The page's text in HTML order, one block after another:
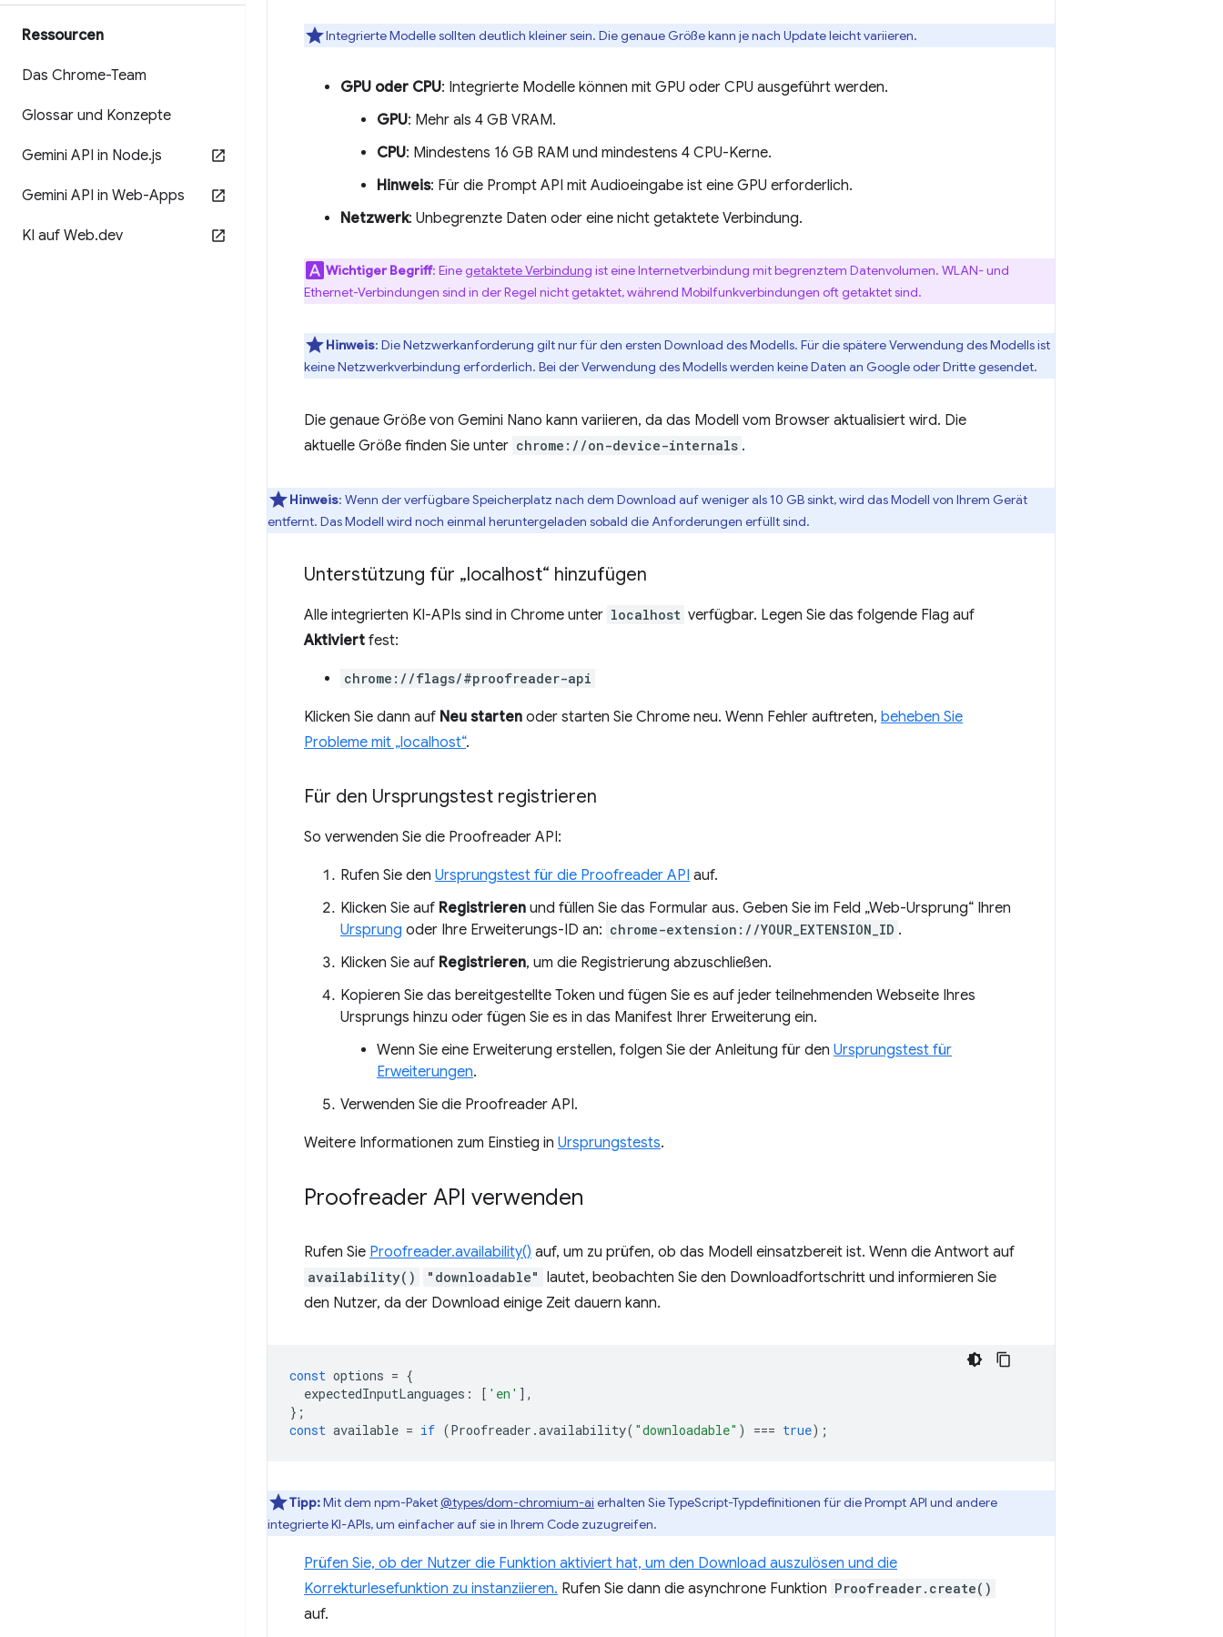
Ressourcen
Das Chrome-Team
Glossar und Konzepte
Gemini API in Node.js
Gemini API in Web-Apps
KI auf Web.dev
Integrierte Modelle sollten deutlich kleiner sein. Die genaue Größe kann je nach Update leicht variieren.
GPU oder CPU: Integrierte Modelle können mit GPU oder CPU ausgeführt werden.
GPU: Mehr als 4 GB VRAM.
CPU: Mindestens 16 GB RAM und mindestens 4 CPU-Kerne.
Hinweis: Für die Prompt API mit Audioeingabe ist eine GPU erforderlich.
Netzwerk: Unbegrenzte Daten oder eine nicht getaktete Verbindung.
Wichtiger Begriff: Einegetaktete Verbindung ist eine Internetverbindung mit begrenztem Datenvolumen. WLAN- und
Ethernet-Verbindungen sind in der Regel nicht getaktet, während Mobilfunkverbindungen oft getaktet sind.
Hinweis: Die Netzwerkanforderung gilt nur für den ersten Download des Modells. Für die spätere Verwendung des Modells ist
keine Netzwerkverbindung erforderlich. Bei der Verwendung des Modells werden keine Daten an Google oder Dritte gesendet.
Die genaue Größe von Gemini Nano kann variieren, da das Modell vom Browser aktualisiert wird. Die
aktuelle Größe finden Sie unter chrome://on-device-internals .
Hinweis: Wenn der verfügbare Speicherplatz nach dem Download auf weniger als 10 GB sinkt, wird das Modell von Ihrem Gerät
entfernt. Das Modell wird noch einmal heruntergeladen sobald die Anforderungen erfüllt sind.
Unterstützung für „localhost“ hinzufügen
Alle integrierten KI-APIs sind in Chrome unter localhost verfügbar. Legen Sie das folgende Flag auf
Aktiviert fest:
chrome://flags/#proofreader-api
Klicken Sie dann auf Neu starten oder starten Sie Chrome neu. Wenn Fehler auftreten, beheben Sie
Probleme mit „localhost“.
Für den Ursprungstest registrieren
So verwenden Sie die Proofreader API:
Rufen Sie den Ursprungstest für die Proofreader API auf.
Klicken Sie auf Registrieren und füllen Sie das Formular aus. Geben Sie im Feld „Web-Ursprung“ Ihren
Ursprung oder Ihre Erweiterungs-ID an: chrome-extension://YOUR_EXTENSION_ID .
Klicken Sie auf Registrieren, um die Registrierung abzuschließen.
Kopieren Sie das bereitgestellte Token und fügen Sie es auf jeder teilnehmenden Webseite Ihres
Ursprungs hinzu oder fügen Sie es in das Manifest Ihrer Erweiterung ein.
Wenn Sie eine Erweiterung erstellen, folgen Sie der Anleitung für den Ursprungstest für
Erweiterungen.
Verwenden Sie die Proofreader API.
Weitere Informationen zum Einstieg in Ursprungstests.
Proofreader API verwenden
Rufen Sie Proofreader.availability() auf, um zu prüfen, ob das Modell einsatzbereit ist. Wenn die Antwort auf
availability() "downloadable" lautet, beobachten Sie den Downloadfortschritt und informieren Sie
den Nutzer, da der Download einige Zeit dauern kann.
const options = {
expectedInputLanguages : [ 'en' ],
};
const available = if (Proofreader .availability( "downloadable" ) === true);
Tipp:Mit dem npm-Paket@types/dom-chromium-ai erhalten Sie TypeScript-Typdefinitionen für die Prompt API und andere
integrierte KI-APIs, um einfacher auf sie in Ihrem Code zuzugreifen.
Prüfen Sie, ob der Nutzer die Funktion aktiviert hat, um den Download auszulösen und die
Korrekturlesefunktion zu instanziieren. Rufen Sie dann die asynchrone Funktion Proofreader.create()
auf.